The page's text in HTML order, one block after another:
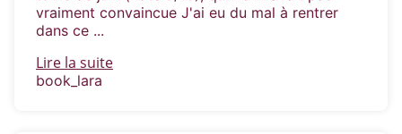
vraiment convaincue J'ai eu du mal à rentrer
dans ce ...
Lire la suite
book_lara